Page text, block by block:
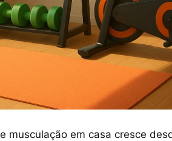
musculação em casa cresce